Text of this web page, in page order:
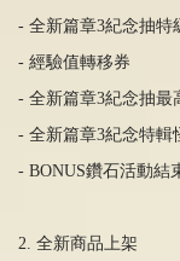
- 全新篇章3紀念抽特
- 經驗值轉移券
- 全新篇章3紀念抽最
- 全新篇章3紀念特輯
- BONUS鑽石活動結
2. 全新商品上架